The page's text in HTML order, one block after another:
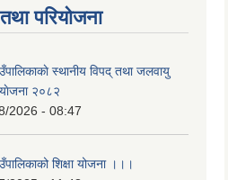
परियोजना
स्थानीय विपद् तथा जलवायु
२०८२
2026 - 08:47
शिक्षा योजना ।।।